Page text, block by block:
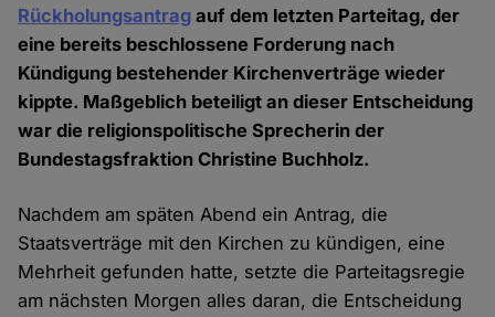
Rückholungsantrag auf dem letzten Parteitag, der
eine bereits beschlossene Forderung nach
Kündigung bestehender Kirchenverträge wieder
kippte. Maßgeblich beteiligt an dieser Entscheidung
war die religionspolitische Sprecherin der
Bundestagsfraktion Christine Buchholz.
Nachdem am späten Abend ein Antrag, die
Staatsverträge mit den Kirchen zu kündigen, eine
Mehrheit gefunden hatte, setzte die Parteitagsregie
am nächsten Morgen alles daran, die Entscheidung